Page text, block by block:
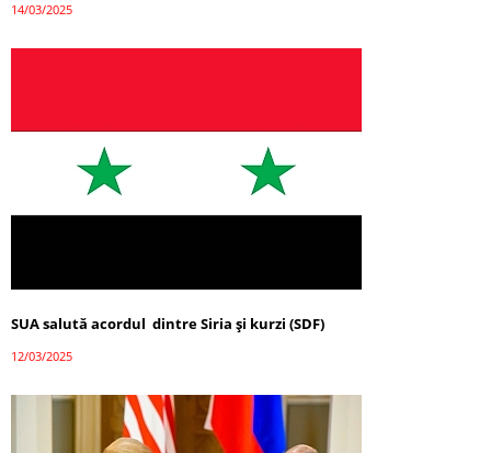
14/03/2025
SUA salută acordul dintre Siria și kurzi (SDF)
12/03/2025